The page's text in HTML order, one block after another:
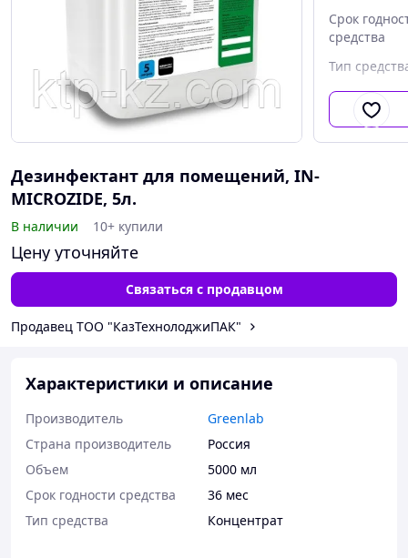
Срок
средства
Тип
Дезинфектант для помещений, IN-
MICROZIDE, 5л.
В наличии 10+ купили
Цену уточняйте
Связаться с продавцом
Продавец ТОО "КазТехнолоджиПАК"
Характеристики и описание
Производитель
Greenlab
Страна производитель
Россия
Объем
5000 мл
Срок годности средства
36 мес
Тип средства
Концентрат